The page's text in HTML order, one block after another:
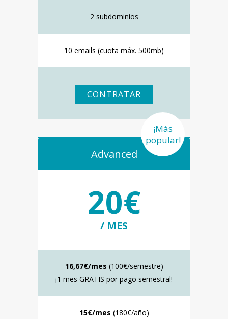
2 subdominios
10 emails (cuota máx. 500mb)
CONTRATAR
¡Más
popular!
Advanced
20€
/ MES
16,67€/mes (100€/semestre)
¡1 mes GRATIS por pago semestral!
15€/mes (180€/año)